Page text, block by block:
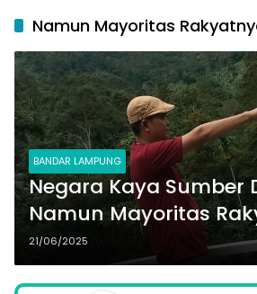
Namun Mayoritas
BANDAR LAMPUNG
Negara Kaya Sumber
Namun Mayoritas
Hidup Miskin :
21/06/2025